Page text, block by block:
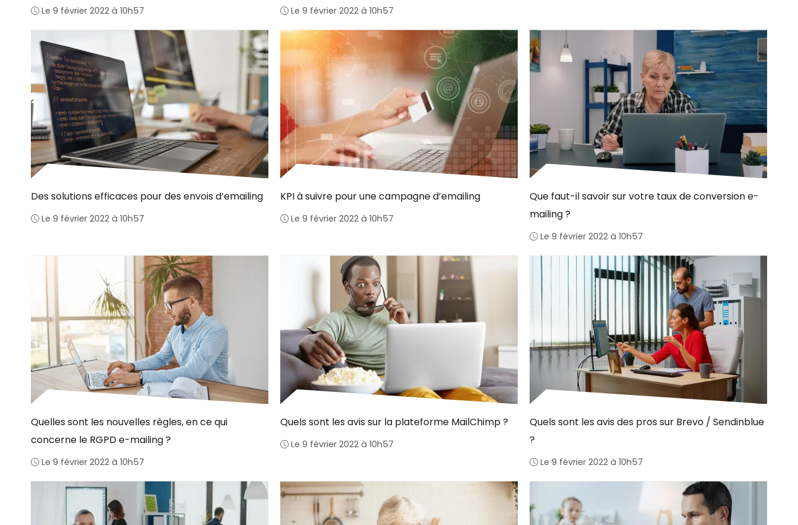
Le 9 février 2022 à 10h57 Le 9 février 2022 à 10h57
Des solutions efficaces pour des envois d’emailing
Le 9 février 2022 à 10h57
KPI à suivre pour une campagne d’emailing
Le 9 février 2022 à 10h57
Que faut-il savoir sur votre taux de conversion e-
mailing ?
Le 9 février 2022 à 10h57
Quelles sont les nouvelles règles, en ce qui
concerne le RGPD e-mailing ?
Le 9 février 2022 à 10h57
Quels sont les avis sur la plateforme MailChimp ?
Le 9 février 2022 à 10h57
Quels sont les avis des pros sur Brevo / Sendinblue
?
Le 9 février 2022 à 10h57